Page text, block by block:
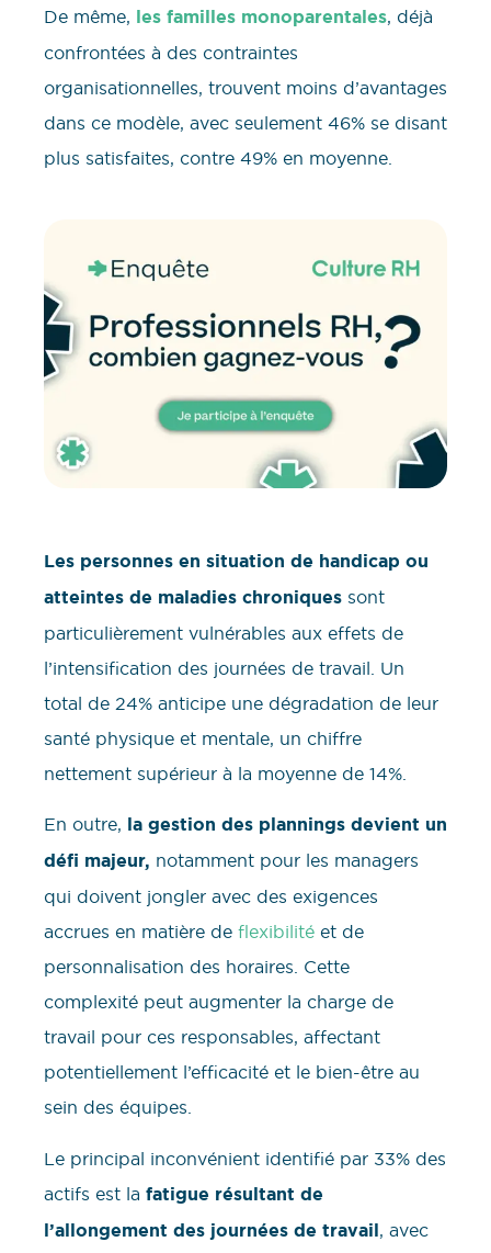
De même, les familles monoparentales, déjà
confrontées à des contraintes
organisationnelles, trouvent moins d’avantages
dans ce modèle, avec seulement 46% se disant
plus satisfaites, contre 49% en moyenne.
Les personnes en situation de handicap ou
atteintes de maladies chroniques sont
particulièrement vulnérables aux effets de
l’intensification des journées de travail. Un
total de 24% anticipe une dégradation de leur
santé physique et mentale, un chiffre
nettement supérieur à la moyenne de 14%.
En outre, la gestion des plannings devient un
défi majeur, notamment pour les managers
qui doivent jongler avec des exigences
accrues en matière de flexibilité et de
personnalisation des horaires. Cette
complexité peut augmenter la charge de
travail pour ces responsables, affectant
potentiellement l’efficacité et le bien-être au
sein des équipes.
Le principal inconvénient identifié par 33% des
actifs est la fatigue résultant de
l’allongement des journées de travail, avec